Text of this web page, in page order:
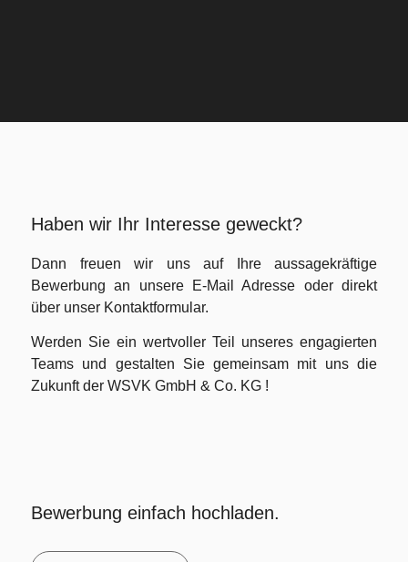
Haben wir Ihr Interesse geweckt?
Dann freuen wir uns auf Ihre aussagekräftige
Bewerbung an unsere E-Mail Adresse oder direkt
über unser Kontaktformular.
Werden Sie ein wertvoller Teil unseres engagierten
Teams und gestalten Sie gemeinsam mit uns die
Zukunft der WSVK GmbH & Co. KG !
Bewerbung einfach hochladen.